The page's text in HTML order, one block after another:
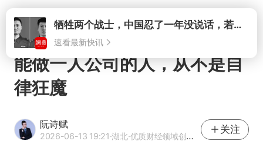
打开牺牲两个战士，中国忍了一年没说话，若菲律宾死了人，他会开战吗
速看最新快讯
能做一人公司的人，从不是自
律狂魔
阮诗赋
2026-06-13 19:21·湖北·优质财经领域创作者
关注